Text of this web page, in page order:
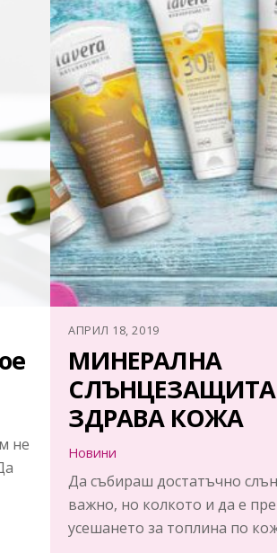
не
АПРИЛ 18, 2019
МИНЕРАЛНА
ЗДРАВА КОЖА
Новини
Да събираш достатъчно
важно, но колкото и да е
усешането за топлина по